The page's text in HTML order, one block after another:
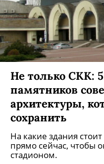
Не только СКК:
памятников
архитектуры,
сохранить
На какие здания
прямо сейчас, чтобы
стадионом.